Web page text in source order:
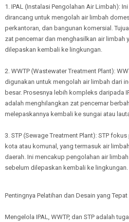
1. IPAL (Instalasi Pengolahan Air Limbah):
dirancang untuk mengolah air limbah
perkantoran, dan bangunan komersial.
zat pencemar dan menghasilkan air limbah
dilepaskan kembali ke lingkungan.
2. WWTP (Wastewater Treatment Plant):
digunakan untuk mengolah air limbah dari
besar. Prosesnya lebih kompleks daripada
adalah menghilangkan zat pencemar
melepaskannya kembali ke sungai atau
3. STP (Sewage Treatment Plant): STP
kota atau komunal, yang termasuk air
daerah. Ini mencakup pengolahan air
sebelum dilepaskan kembali ke lingkungan.
Pentingnya Pelatihan dan Desain yang Tepat
Mengelola IPAL, WWTP, dan STP adalah